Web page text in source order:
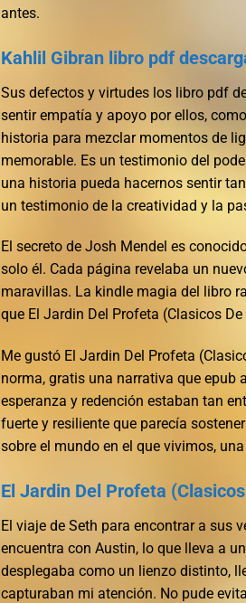
antes.
Kahlil Gibran libro pdf
Sus defectos y virtudes los libro pdf
sentir empatía y apoyo por ellos,
historia para mezclar momentos de
memorable. Es un testimonio del
una historia pueda hacernos sentir
un testimonio de la creatividad y la
El secreto de Josh Mendel es
solo él. Cada página revelaba un
maravillas. La kindle magia del libro
que El Jardin Del Profeta (Clasicos De
Me gustó El Jardin Del Profeta
norma, gratis una narrativa que epub
esperanza y redención estaban tan
fuerte y resiliente que parecía
sobre el mundo en el que vivimos,
El Jardin Del Profeta
El viaje de Seth para encontrar a sus
encuentra con Austin, lo que lleva a
desplegaba como un lienzo distinto,
capturaban mi atención. No pude